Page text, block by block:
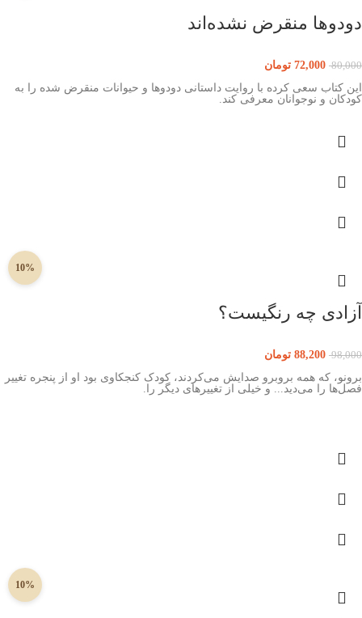
دودوها منقرض نشده‌اند
80,000
72,000 تومان
این کتاب سعی کرده با روایت داستانی دودوها و حیوانات منقرض شده را به
کودکان و نوجوانان معرفی کند.
10%
آزادی چه رنگیست؟
98,000
88,200 تومان
برونو، که همه بروبرو صدایش می‌کردند، کودک کنجکاوی بود او از پنجره تغییر
فصل‌ها را می‌دید... و خیلی از تغییرهای دیگر را.
10%